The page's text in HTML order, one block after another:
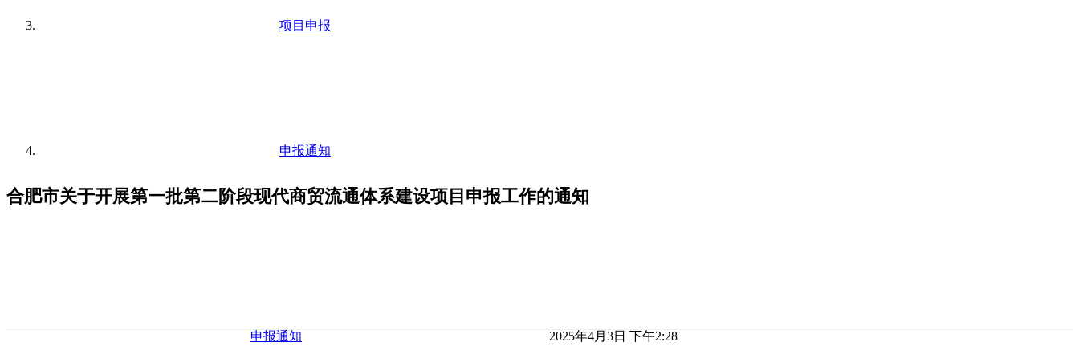
项目申报
申报通知
合肥市关于开展第一批第二阶段现代商贸流通体系建设项目申报工作的通知
申报通知 2025年4月3日 下午2:28